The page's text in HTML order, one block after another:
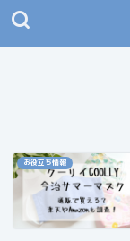
お役立ち情報